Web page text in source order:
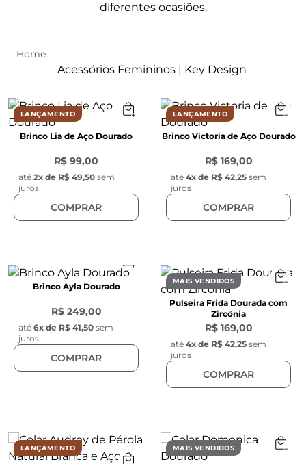
diferentes ocasiões.
Acessórios Femininos | Key Design
LANÇAMENTO
Brinco Lia de Aço Dourado
R$ 99,00
até 2x de R$ 49,50 sem
juros
COMPRAR
LANÇAMENTO
Brinco Victoria de Aço Dourado
R$ 169,00
até 4x de R$ 42,25 sem
juros
COMPRAR
Brinco Ayla Dourado
R$ 249,00
até 6x de R$ 41,50 sem
juros
COMPRAR
MAIS VENDIDOS
Pulseira Frida Dourada com
Zircônia
R$ 169,00
até 4x de R$ 42,25 sem
juros
COMPRAR
LANÇAMENTO MAIS VENDIDOS